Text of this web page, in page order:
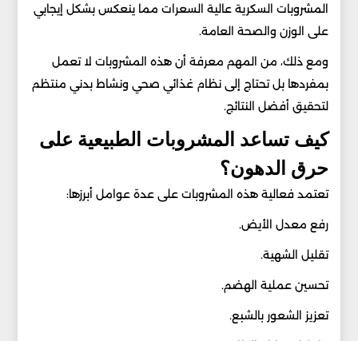
المشروبات السكرية عالية السعرات مما ينعكس بشكل إيجابي
على الوزن والصحة العامة.
ومع ذلك، من المهم معرفة أن هذه المشروبات لا تعمل
بمفردها بل تحتاج إلى نظام غذائي صحي ونشاط بدني منتظم
لتحقيق أفضل النتائج.
كيف تساعد المشروبات الطبيعية على
حرق الدهون؟
تعتمد فعالية هذه المشروبات على عدة عوامل أبرزها:
رفع معدل الأيض.
تقليل الشهية.
تحسين عملية الهضم.
تعزيز الشعور بالشبع.